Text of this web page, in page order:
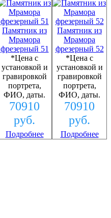
Памятник из
Мрамора
фрезерный 51
*Цена с
установкой и
гравировкой
портрета,
ФИО, даты.
70910
руб.
Подробнее
Памятник из
Мрамора
фрезерный 52
*Цена с
установкой и
гравировкой
портрета,
ФИО, даты.
70910
руб.
Подробнее